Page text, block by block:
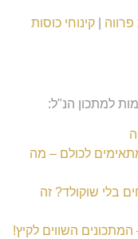
פרווה
קינוחי כוסות
למתכון הנ"ל:
לכולם – מה
בלי שוקולד? זה
המתכונים השווים לקיץ!